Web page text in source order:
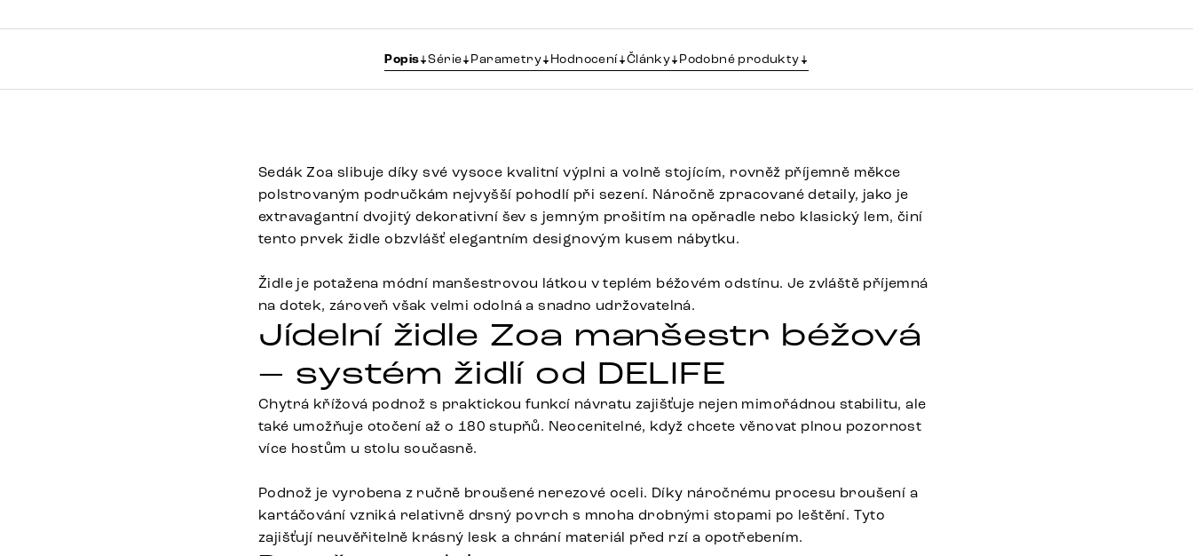
Popis Série Parametry Hodnocení Články Podobné produkty
Sedák Zoa slibuje díky své vysoce kvalitní výplni a volně stojícím, rovněž příjemně měkce
polstrovaným područkám nejvyšší pohodlí při sezení. Náročně zpracované detaily, jako je
extravagantní dvojitý dekorativní šev s jemným prošitím na opěradle nebo klasický lem, činí
tento prvek židle obzvlášť elegantním designovým kusem nábytku.
Židle je potažena módní manšestrovou látkou v teplém béžovém odstínu. Je zvláště příjemná
na dotek, zároveň však velmi odolná a snadno udržovatelná.
Jídelní židle Zoa manšestr béžová
– systém židlí od DELIFE
Chytrá křížová podnož s praktickou funkcí návratu zajišťuje nejen mimořádnou stabilitu, ale
také umožňuje otočení až o 180 stupňů. Neocenitelné, když chcete věnovat plnou pozornost
více hostům u stolu současně.
Podnož je vyrobena z ručně broušené nerezové oceli. Díky náročnému procesu broušení a
kartáčování vzniká relativně drsný povrch s mnoha drobnými stopami po leštění. Tyto
zajišťují neuvěřitelně krásný lesk a chrání materiál před rzí a opotřebením.